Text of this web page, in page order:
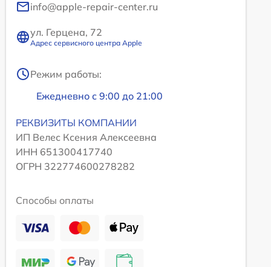
info@apple-repair-center.ru
ул. Герцена, 72
Адрес сервисного центра Apple
Режим работы:
Ежедневно с 9:00 до 21:00
РЕКВИЗИТЫ КОМПАНИИ
ИП Велес Ксения Алексеевна
ИНН 651300417740
ОГРН 322774600278282
Способы оплаты